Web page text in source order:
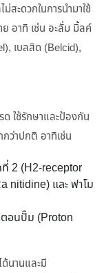
สะดวกในการนำมาใช้
อาทิ เช่น อะลั่ม มิ้ลค์
เบลสิด (Belcid),
ใช้รักษาและป้องกัน
กว่าปกติ อาทิเช่น
2 (H2-receptor
nitidine) และ ฟาโม
อนปั๊ม (Proton
นานและมี